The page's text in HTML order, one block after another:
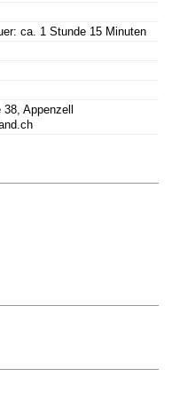
ca. 1 Stunde 15 Minuten
Appenzell